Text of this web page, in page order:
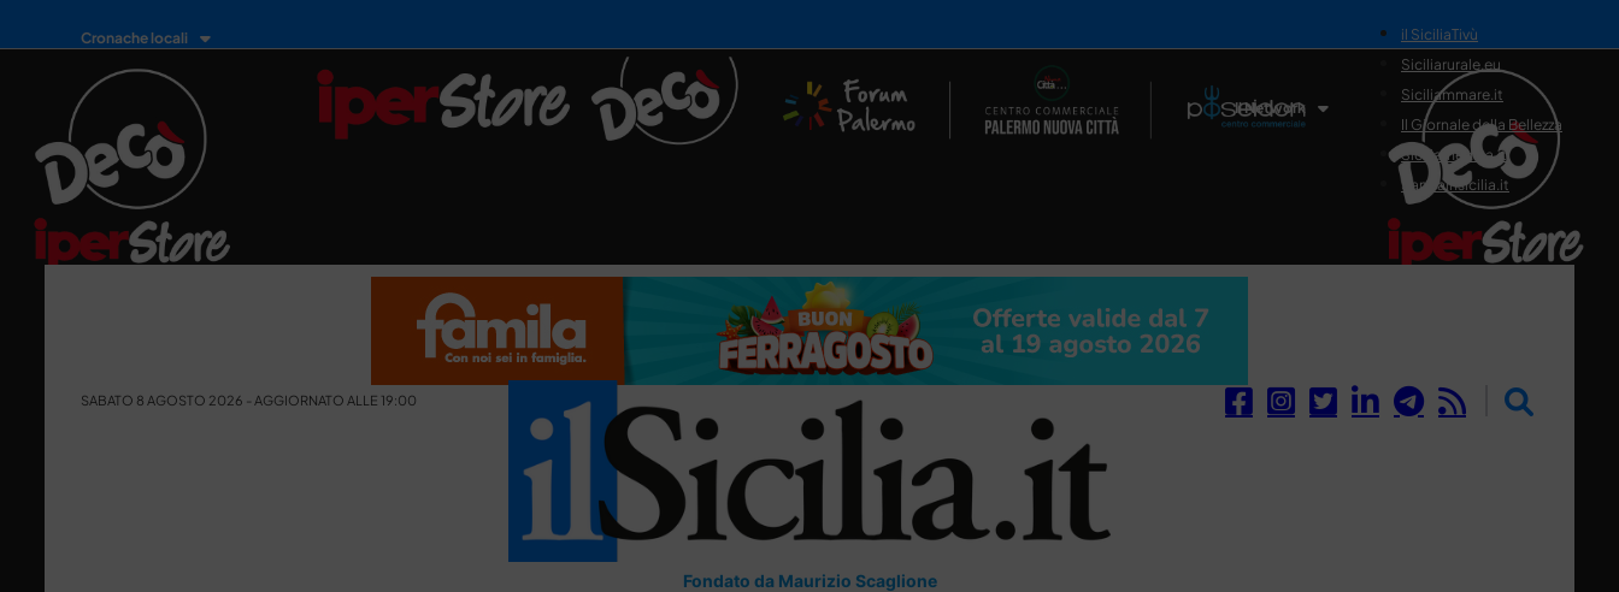
Cronache locali
Il Network
il SiciliaTivù
Siciliarurale.eu
Siciliammare.it
Il Giornale della Bellezza
Siciliamedica.it
Sanitainsicilia.it
SABATO 8 AGOSTO 2026 - AGGIORNATO ALLE 19:00
Fondato da Maurizio Scaglione